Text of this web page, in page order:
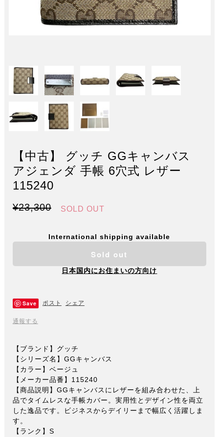
【中古】 グッチ GGキャンバス
アジェンダ 手帳 6穴式 レザー
115240
¥23,300 SOLD OUT
International shipping available
Sold out
日本国内にお住まいの方向け
Save ポスト シェア
通報する
【ブランド】グッチ
【シリーズ名】GGキャンバス
【カラー】ベージュ
【メーカー品番】115240
【商品説明】GGキャンバスにレザーを組み合わせた、上
品でタイムレスな手帳カバー。実用性とデザイン性を両立
した逸品です。ビジネスからデイリーまで幅広く活躍しま
す。
【ランク】S